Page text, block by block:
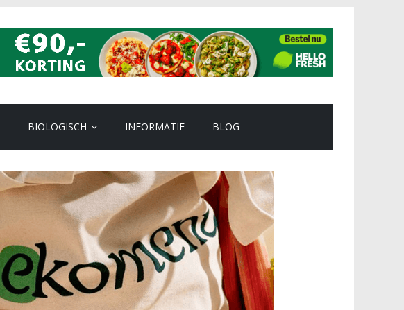
BIOLOGISCH INFORMATIE BLOG